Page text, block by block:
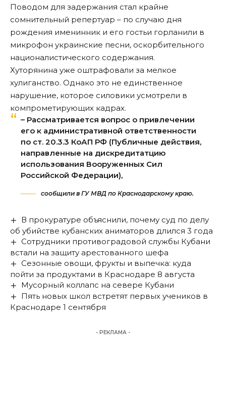
Поводом для задержания стал крайне
сомнительный репертуар – по случаю дня
рождения именинник и его гостьи горланили в
микрофон украинские песни, оскорбительного
националистического содержания.
Хуторянина уже оштрафовали за мелкое
хулиганство. Однако это не единственное
нарушение, которое силовики усмотрели в
компрометирующих кадрах.
– Рассматривается вопрос о привлечении
его к административной ответственности
по ст. 20.3.3 КоАП РФ (Публичные действия,
направленные на дискредитатцию
использования Вооруженных Сил
Российской Федерации),
сообщили в ГУ МВД по Краснодарскому краю.
В прокуратуре объяснили, почему суд по делу
об убийстве кубанских аниматоров длился 3 года
Сотрудники противоградовой службы Кубани
встали на защиту арестованного шефа
Сезонные овощи, фрукты и выпечка: куда
пойти за продуктами в Краснодаре 8 августа
Мусорный коллапс на севере Кубани
Пять новых школ встретят первых учеников в
Краснодаре 1 сентября
- РЕКЛАМА -